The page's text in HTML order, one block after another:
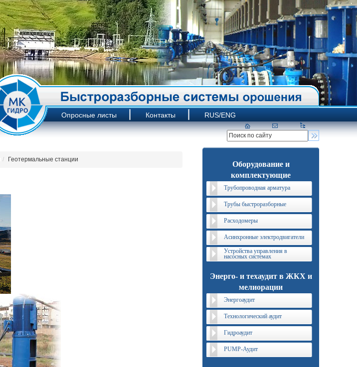
Опросные листы Контакты
RUS/ENG
Геотермальные станции
Оборудование и
комплектующие
Трубопроводная арматура
Трубы быстроразборные
Расходомеры
Асинхронные электродвигатели
Устройства управления в
насосных системах
Энерго- и техаудит в ЖКХ и
мелиорации
Энергоаудит
Технологический аудит
Гидроаудит
PUMP-Аудит